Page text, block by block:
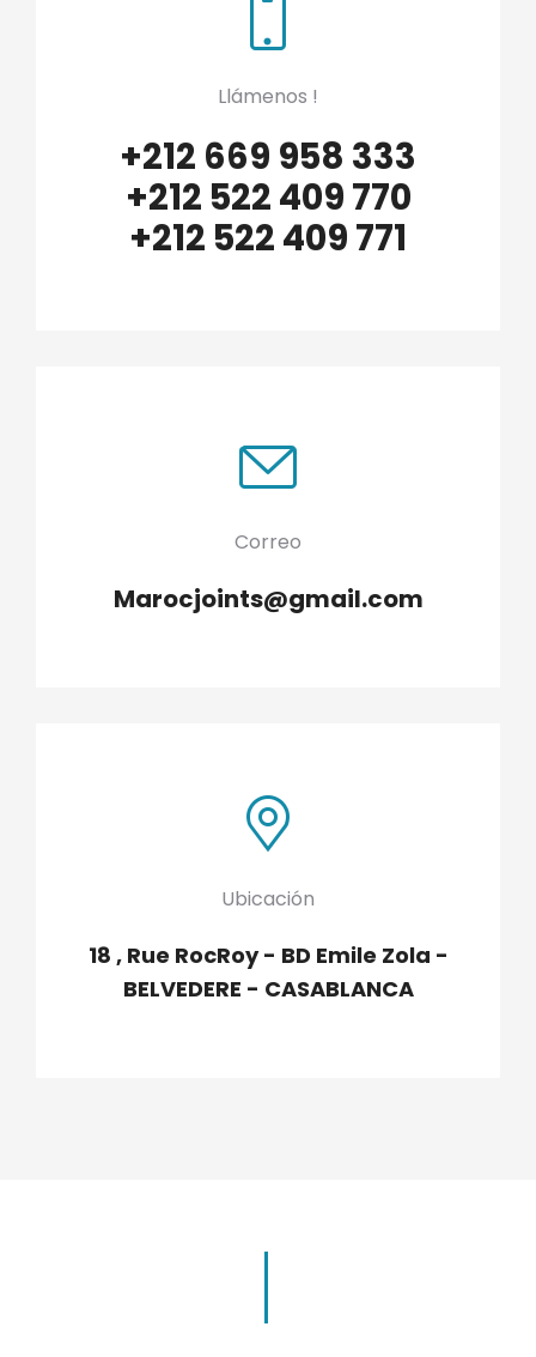
Llámenos !
+212 669 958 333
+212 522 409 770
+212 522 409 771
Correo
Marocjoints@gmail.com
Ubicación
18 , Rue RocRoy - BD Emile Zola -
BELVEDERE - CASABLANCA